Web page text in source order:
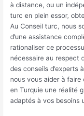
à distance, ou un
turc en plein essor,
Au Conseil turc, nous
d’une assistance
rationaliser ce
nécessaire au respect
des conseils d’experts
nous vous aider à
en Turquie une réalité
adaptés à vos besoins